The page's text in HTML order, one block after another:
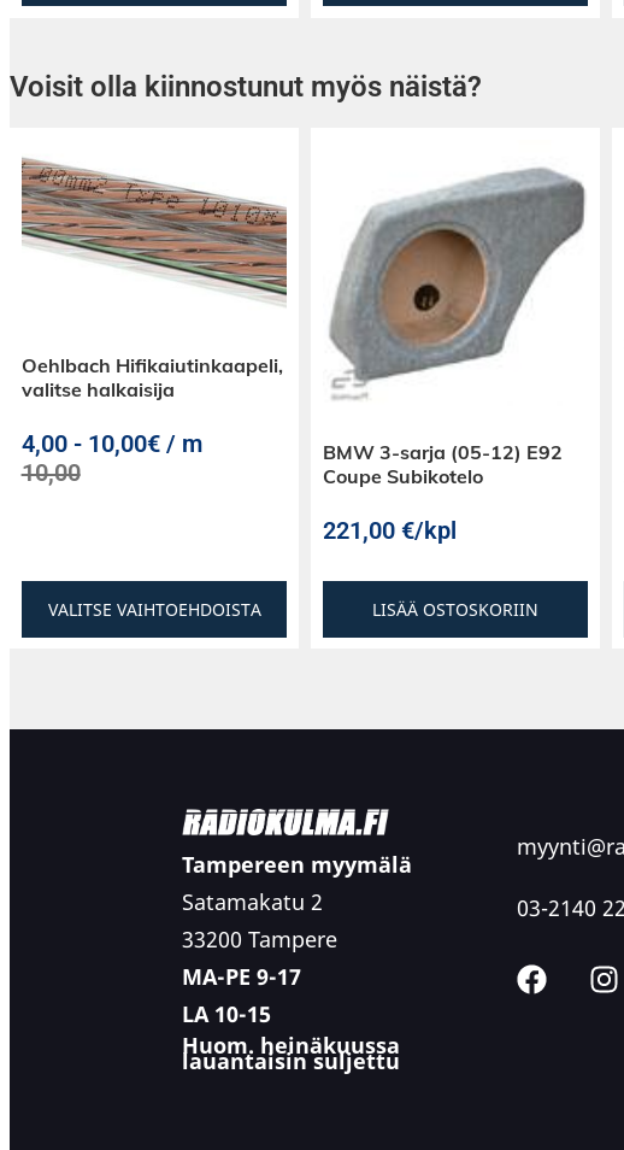
Voisit olla kiinnostunut myös näistä?
Oehlbach Hifikaiutinkaapeli,
valitse halkaisija
4,00- 10,00€ / m
10,00
VALITSE VAIHTOEHDOISTA
BMW 3-sarja (05-12) E92
Coupe Subikotelo
221,00 €/kpl
LISÄÄ OSTOSKORIIN
Tampereen myymälä
Satamakatu 2
33200 Tampere
MA-PE 9-17
LA 10-15
Huom. heinäkuussa
lauantaisin suljettu
03-2140